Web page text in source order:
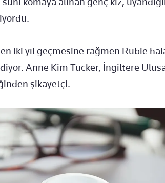
iki yıl geçmesine rağmen Rubie
Anne Kim Tucker, İngiltere
şikayetçi.